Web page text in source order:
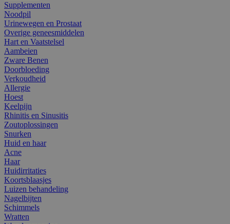
Supplementen
Noodpil
Urinewegen en Prostaat
Overige geneesmiddelen
Hart en Vaatstelsel
Aambeien
Zware Benen
Doorbloeding
Verkoudheid
Allergie
Hoest
Keelpijn
Rhinitis en Sinusitis
Zoutoplossingen
Snurken
Huid en haar
Acne
Haar
Huidirritaties
Koortsblaasjes
Luizen behandeling
Nagelbijten
Schimmels
Wratten